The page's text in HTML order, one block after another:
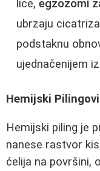
lice, egzozomi
ubrzaju
podstaknu
ujednačenijem
Hemijski
Hemijski piling je
nanese rastvor
ćelija na površini,